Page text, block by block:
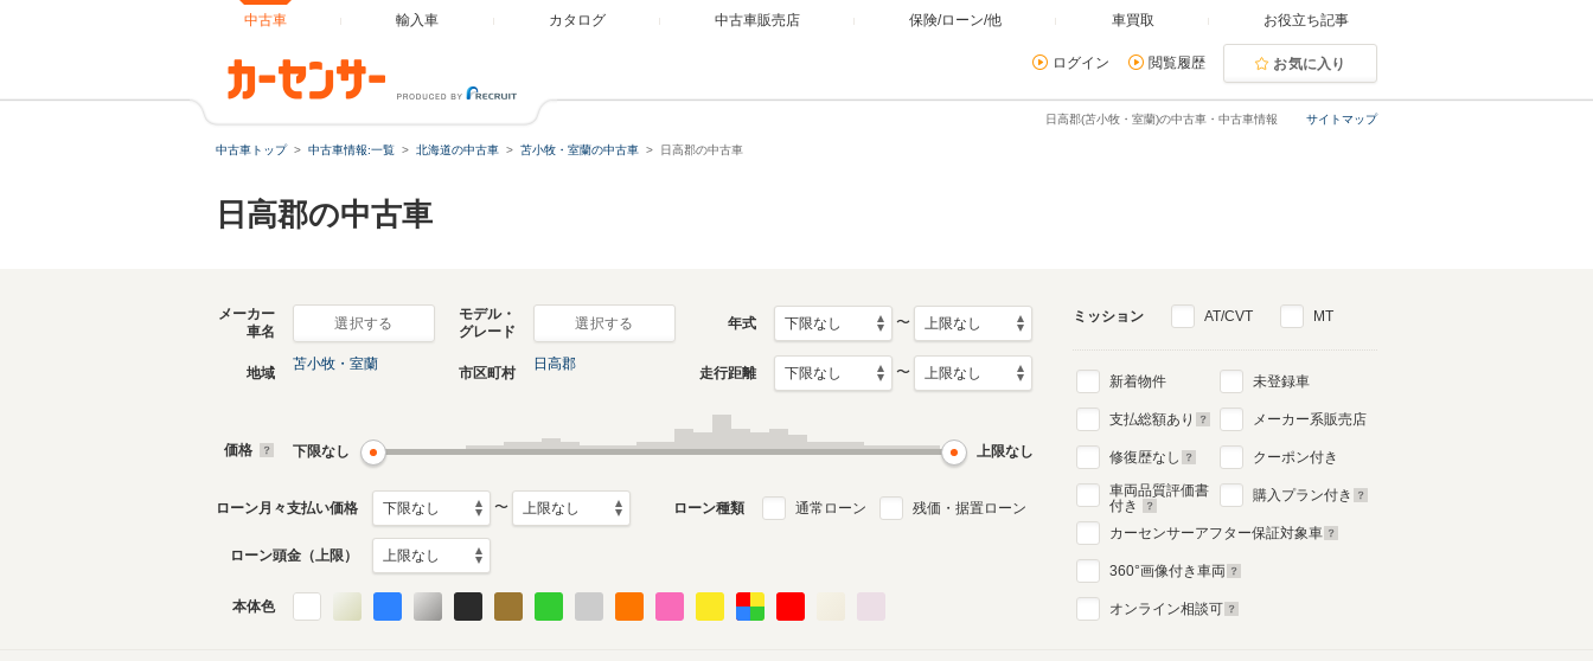
中古車 輸入車 カタログ 中古車販売店 保険/ローン/他 車買取 お役立ち記事
ログイン 閲覧履歴 お気に入り
サイトマップ
日高郡(苫小牧・室蘭)の中古車・中古車情報
中古車トップ 中古車情報:一覧 北海道の中古車 苫小牧・室蘭の中古車 日高郡の中古車
日高郡の中古車
メーカー
車名
選択する
モデル・
グレード
選択する 年式 〜
地域
苫小牧・室蘭
市区町村
日高郡
走行距離 〜
価格 下限なし 上限なし
ローン月々支払い価格 〜 ローン種類 通常ローン 残価・据置ローン
ローン頭金（上限）
本体色
ミッション AT/CVT MT
新着物件
支払総額あり
修復歴なし
車両品質評価書
付き
未登録車
メーカー系販売店
クーポン付き
購入プラン付き
カーセンサーアフター保証対象車
360°画像付き車両
オンライン相談可